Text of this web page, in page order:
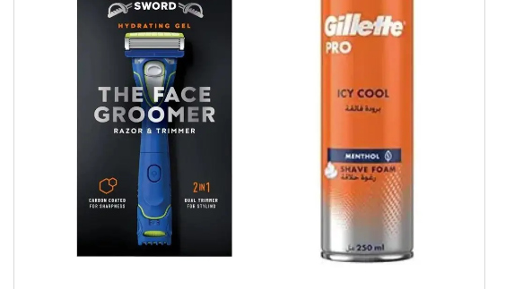
риболовлі
Засоби приглушення
радіосигналу
Товари з Польщі
Побутова хімія з Європи
Меблеві тканини
Аксесуари для мобільних
Чай, кава
Жіночі епілятори